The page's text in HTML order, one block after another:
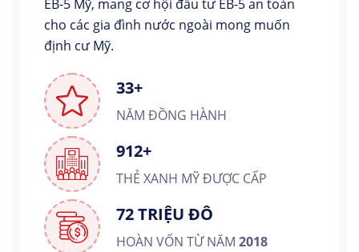
EB-5 Mỹ, mang cơ hội đầu tư EB-5 an toàn
cho các gia đình nước ngoài mong muốn
định cư Mỹ.
33+
NĂM ĐỒNG HÀNH
912+
THẺ XANH MỸ ĐƯỢC CẤP
72 TRIỆU ĐÔ
HOÀN VỐN TỪ NĂM 2018